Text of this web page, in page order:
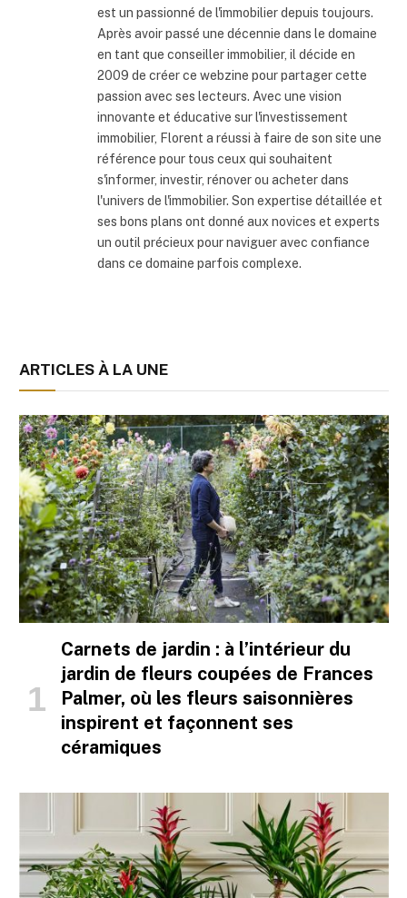
est un passionné de l'immobilier depuis toujours.
Après avoir passé une décennie dans le domaine
en tant que conseiller immobilier, il décide en
2009 de créer ce webzine pour partager cette
passion avec ses lecteurs. Avec une vision
innovante et éducative sur l'investissement
immobilier, Florent a réussi à faire de son site une
référence pour tous ceux qui souhaitent
s'informer, investir, rénover ou acheter dans
l'univers de l'immobilier. Son expertise détaillée et
ses bons plans ont donné aux novices et experts
un outil précieux pour naviguer avec confiance
dans ce domaine parfois complexe.
ARTICLES À LA UNE
Carnets de jardin : à l’intérieur du
jardin de fleurs coupées de Frances
Palmer, où les fleurs saisonnières
inspirent et façonnent ses
céramiques